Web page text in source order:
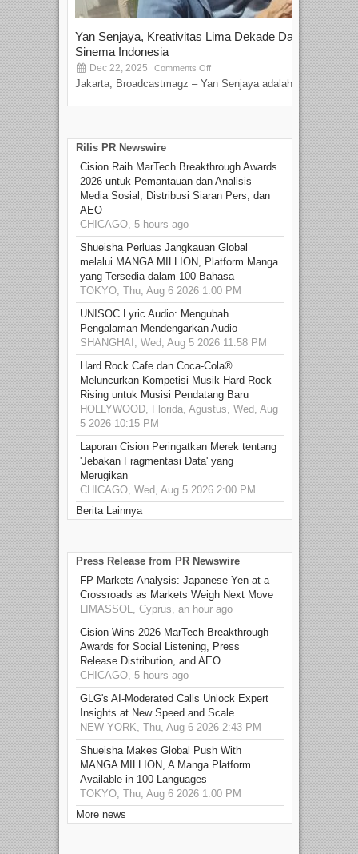
Yan Senjaya, Kreativitas Lima Dekade Dalam
Sinema Indonesia
Dec 22, 2025 Comments Off
Jakarta, Broadcastmagz – Yan Senjaya adalah...
Rilis PR Newswire
Cision Raih MarTech Breakthrough Awards
2026 untuk Pemantauan dan Analisis
Media Sosial, Distribusi Siaran Pers, dan
AEO
CHICAGO, 5 hours ago
Shueisha Perluas Jangkauan Global
melalui MANGA MILLION, Platform Manga
yang Tersedia dalam 100 Bahasa
TOKYO, Thu, Aug 6 2026 1:00 PM
UNISOC Lyric Audio: Mengubah
Pengalaman Mendengarkan Audio
SHANGHAI, Wed, Aug 5 2026 11:58 PM
Hard Rock Cafe dan Coca-Cola®
Meluncurkan Kompetisi Musik Hard Rock
Rising untuk Musisi Pendatang Baru
HOLLYWOOD, Florida, Agustus, Wed, Aug
5 2026 10:15 PM
Laporan Cision Peringatkan Merek tentang
'Jebakan Fragmentasi Data' yang
Merugikan
CHICAGO, Wed, Aug 5 2026 2:00 PM
Berita Lainnya
Press Release from PR Newswire
FP Markets Analysis: Japanese Yen at a
Crossroads as Markets Weigh Next Move
LIMASSOL, Cyprus, an hour ago
Cision Wins 2026 MarTech Breakthrough
Awards for Social Listening, Press
Release Distribution, and AEO
CHICAGO, 5 hours ago
GLG's AI-Moderated Calls Unlock Expert
Insights at New Speed and Scale
NEW YORK, Thu, Aug 6 2026 2:43 PM
Shueisha Makes Global Push With
MANGA MILLION, A Manga Platform
Available in 100 Languages
TOKYO, Thu, Aug 6 2026 1:00 PM
More news